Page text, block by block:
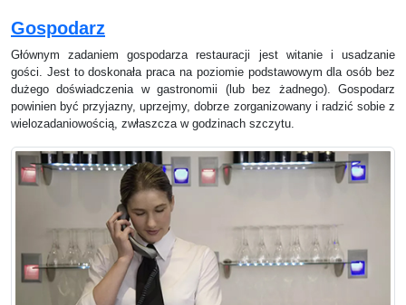
Gospodarz
Głównym zadaniem gospodarza restauracji jest witanie i usadzanie
gości. Jest to doskonała praca na poziomie podstawowym dla osób bez
dużego doświadczenia w gastronomii (lub bez żadnego). Gospodarz
powinien być przyjazny, uprzejmy, dobrze zorganizowany i radzić sobie z
wielozadaniowością, zwłaszcza w godzinach szczytu.